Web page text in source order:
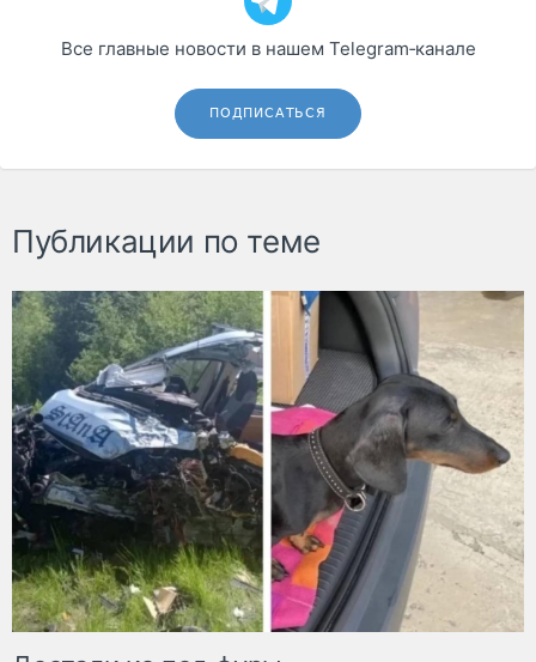
Все главные новости в нашем Telegram‑канале
ПОДПИСАТЬСЯ
Публикации по теме